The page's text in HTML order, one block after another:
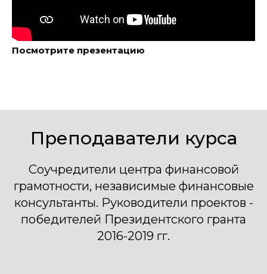
Посмотрите презентацию
Преподаватели курса
Соучредители центра финансовой
грамотности, независимые финансовые
консультанты. Руководители проектов -
победителей Президентского гранта
2016-2019 гг.